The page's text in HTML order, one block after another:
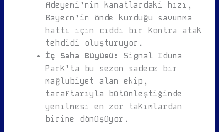
Adeyemi’nin kanatlardaki hızı,
Bayern’in önde kurduğu savunma
hattı için ciddi bir kontra atak
tehdidi oluşturuyor.
İç Saha Büyüsü:
Signal Iduna
Park’ta bu sezon sadece bir
mağlubiyet alan ekip,
taraftarıyla bütünleştiğinde
yenilmesi en zor takımlardan
birine dönüşüyor.